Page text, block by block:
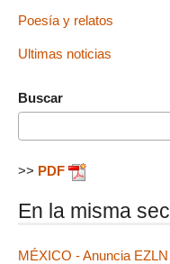
Poesía y relatos
Ultimas noticias
Buscar
>> PDF
En la misma
MÉXICO - Anuncia